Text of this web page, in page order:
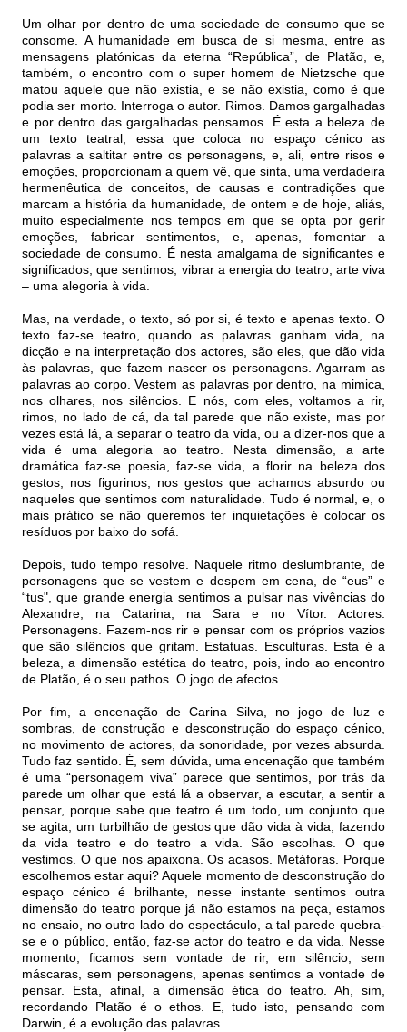
Um olhar por dentro de uma sociedade de consumo que se
consome. A humanidade em busca de si mesma, entre as
mensagens platónicas da eterna “República”, de Platão, e,
também, o encontro com o super homem de Nietzsche que
matou aquele que não existia, e se não existia, como é que
podia ser morto. Interroga o autor. Rimos. Damos gargalhadas
e por dentro das gargalhadas pensamos. É esta a beleza de
um texto teatral, essa que coloca no espaço cénico as
palavras a saltitar entre os personagens, e, ali, entre risos e
emoções, proporcionam a quem vê, que sinta, uma verdadeira
hermenêutica de conceitos, de causas e contradições que
marcam a história da humanidade, de ontem e de hoje, aliás,
muito especialmente nos tempos em que se opta por gerir
emoções, fabricar sentimentos, e, apenas, fomentar a
sociedade de consumo. É nesta amalgama de significantes e
significados, que sentimos, vibrar a energia do teatro, arte viva
– uma alegoria à vida.
Mas, na verdade, o texto, só por si, é texto e apenas texto. O
texto faz-se teatro, quando as palavras ganham vida, na
dicção e na interpretação dos actores, são eles, que dão vida
às palavras, que fazem nascer os personagens. Agarram as
palavras ao corpo. Vestem as palavras por dentro, na mimica,
nos olhares, nos silêncios. E nós, com eles, voltamos a rir,
rimos, no lado de cá, da tal parede que não existe, mas por
vezes está lá, a separar o teatro da vida, ou a dizer-nos que a
vida é uma alegoria ao teatro. Nesta dimensão, a arte
dramática faz-se poesia, faz-se vida, a florir na beleza dos
gestos, nos figurinos, nos gestos que achamos absurdo ou
naqueles que sentimos com naturalidade. Tudo é normal, e, o
mais prático se não queremos ter inquietações é colocar os
resíduos por baixo do sofá.
Depois, tudo tempo resolve. Naquele ritmo deslumbrante, de
personagens que se vestem e despem em cena, de “eus” e
“tus", que grande energia sentimos a pulsar nas vivências do
Alexandre, na Catarina, na Sara e no Vítor. Actores.
Personagens. Fazem-nos rir e pensar com os próprios vazios
que são silêncios que gritam. Estatuas. Esculturas. Esta é a
beleza, a dimensão estética do teatro, pois, indo ao encontro
de Platão, é o seu pathos. O jogo de afectos.
Por fim, a encenação de Carina Silva, no jogo de luz e
sombras, de construção e desconstrução do espaço cénico,
no movimento de actores, da sonoridade, por vezes absurda.
Tudo faz sentido. É, sem dúvida, uma encenação que também
é uma “personagem viva” parece que sentimos, por trás da
parede um olhar que está lá a observar, a escutar, a sentir a
pensar, porque sabe que teatro é um todo, um conjunto que
se agita, um turbilhão de gestos que dão vida à vida, fazendo
da vida teatro e do teatro a vida. São escolhas. O que
vestimos. O que nos apaixona. Os acasos. Metáforas. Porque
escolhemos estar aqui? Aquele momento de desconstrução do
espaço cénico é brilhante, nesse instante sentimos outra
dimensão do teatro porque já não estamos na peça, estamos
no ensaio, no outro lado do espectáculo, a tal parede quebra-
se e o público, então, faz-se actor do teatro e da vida. Nesse
momento, ficamos sem vontade de rir, em silêncio, sem
máscaras, sem personagens, apenas sentimos a vontade de
pensar. Esta, afinal, a dimensão ética do teatro. Ah, sim,
recordando Platão é o ethos. E, tudo isto, pensando com
Darwin, é a evolução das palavras.